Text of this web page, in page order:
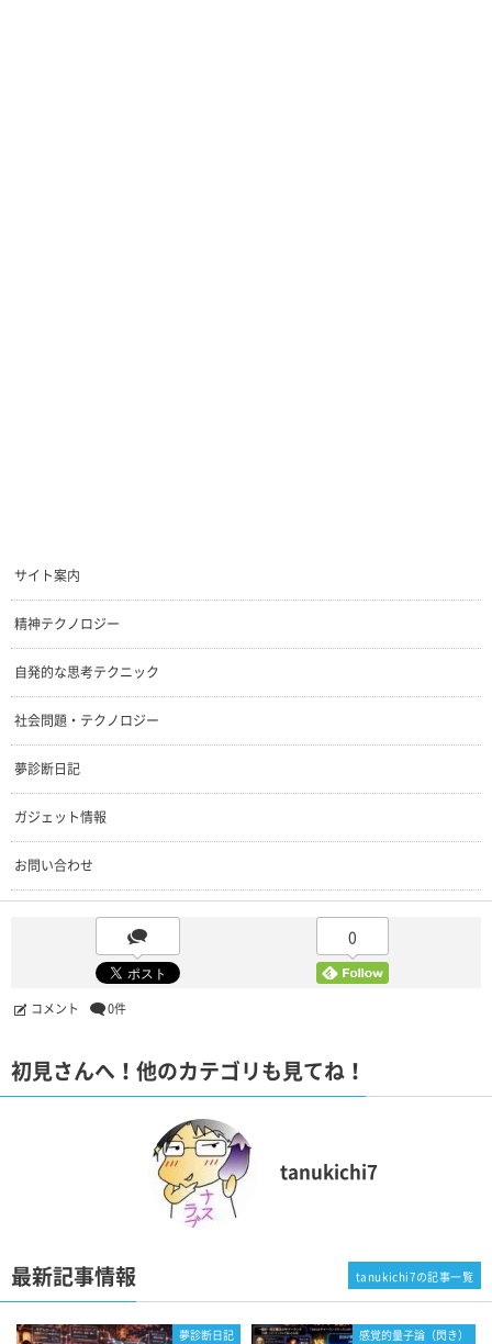
サイト案内
精神テクノロジー
自発的な思考テクニック
社会問題・テクノロジー
夢診断日記
ガジェット情報
お問い合わせ
0
コメント 0件
初見さんへ！他のカテゴリも見てね！
tanukichi7
最新記事情報
夢診断日記 感覚的量子論（閃き）
tanukichi7の記事一覧